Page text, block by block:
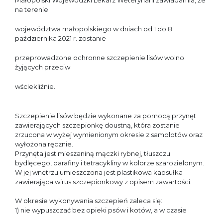
na terenie
województwa małopolskiego w dniach od 1 do 8
października 2021 r. zostanie
przeprowadzone ochronne szczepienie lisów wolno
żyjących przeciw
wściekliźnie.
Szczepienie lisów będzie wykonane za pomocą przynęt
zawierających szczepionkę doustną, która zostanie
zrzucona w wyżej wymienionym okresie z samolotów oraz
wyłożona ręcznie.
Przynęta jest mieszaniną mączki rybnej, tłuszczu
bydlęcego, parafiny i tetracykliny w kolorze szarozielonym.
W jej wnętrzu umieszczona jest plastikowa kapsułka
zawierająca wirus szczepionkowy z opisem zawartości.
W okresie wykonywania szczepień zaleca się:
1) nie wypuszczać bez opieki psów i kotów, a w czasie